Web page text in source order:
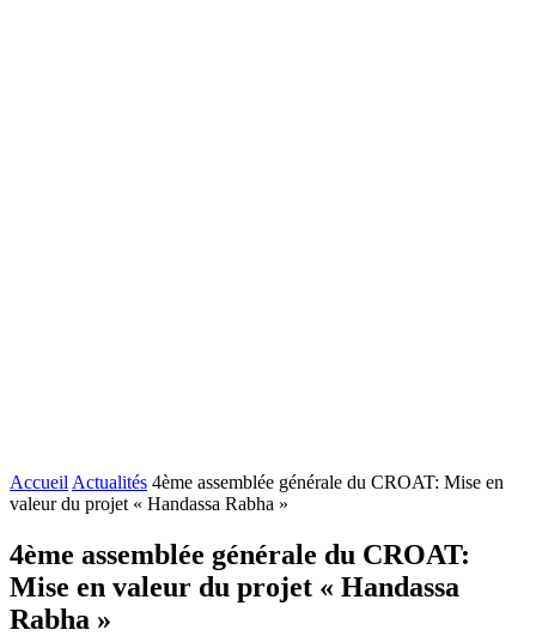
Accueil Actualités 4ème assemblée générale du CROAT: Mise en
valeur du projet « Handassa Rabha »
4ème assemblée générale du CROAT:
Mise en valeur du projet « Handassa
Rabha »